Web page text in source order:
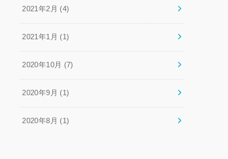
2021年2月 (4)
2021年1月 (1)
2020年10月 (7)
2020年9月 (1)
2020年8月 (1)